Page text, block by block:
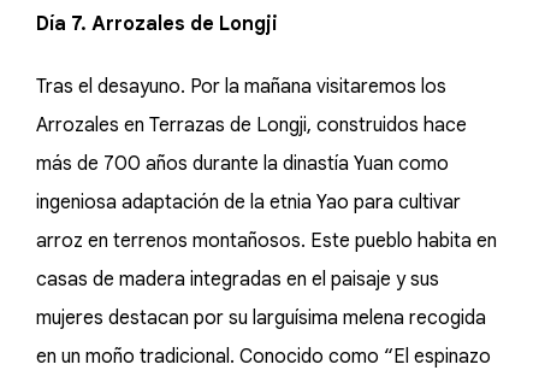
Día 7. Arrozales de Longji
Tras el desayuno. Por la mañana visitaremos los
Arrozales en Terrazas de Longji, construidos hace
más de 700 años durante la dinastía Yuan como
ingeniosa adaptación de la etnia Yao para cultivar
arroz en terrenos montañosos. Este pueblo habita en
casas de madera integradas en el paisaje y sus
mujeres destacan por su larguísima melena recogida
en un moño tradicional. Conocido como “El espinazo